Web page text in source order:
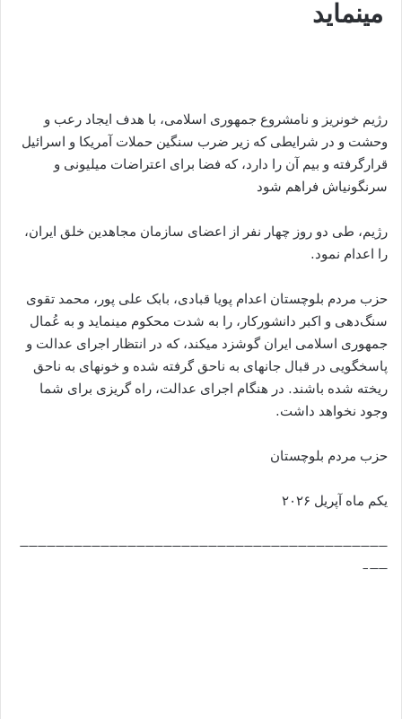
مینماید
رژیم خونریز و نامشروع جمهوری اسلامی، با هدف ایجاد رعب و
وحشت و در شرایطی که زیر ضرب سنگین حملات آمریکا و اسرائیل
قرارگرفته و بیم آن را دارد، که فضا برای اعتراضات میلیونی و
سرنگونی‏اش فراهم شود
رژیم، طی دو روز چهار نفر از اعضای سازمان مجاهدین خلق ایران،
را اعدام نمود.
حزب مردم بلوچستان اعدام پویا قبادی، بابک علی پور، محمد تقوی
سنگ‌دهی و اکبر دانشورکار، را به شدت محکوم می‏نماید و به عُمال
جمهوری اسلامی ایران گوشزد می‏کند، که در انتظار اجرای عدالت و
پاسخگویی در قبال جان‏های به ناحق گرفته شده و خون‏های به ناحق
ریخته شده باشند. در هنگام اجرای عدالت، راه گریزی برای شما
وجود نخواهد داشت.
حزب مردم بلوچستان
یکم ماه آپریل ۲۰۲۶
—————————————————————————————————————————
——-